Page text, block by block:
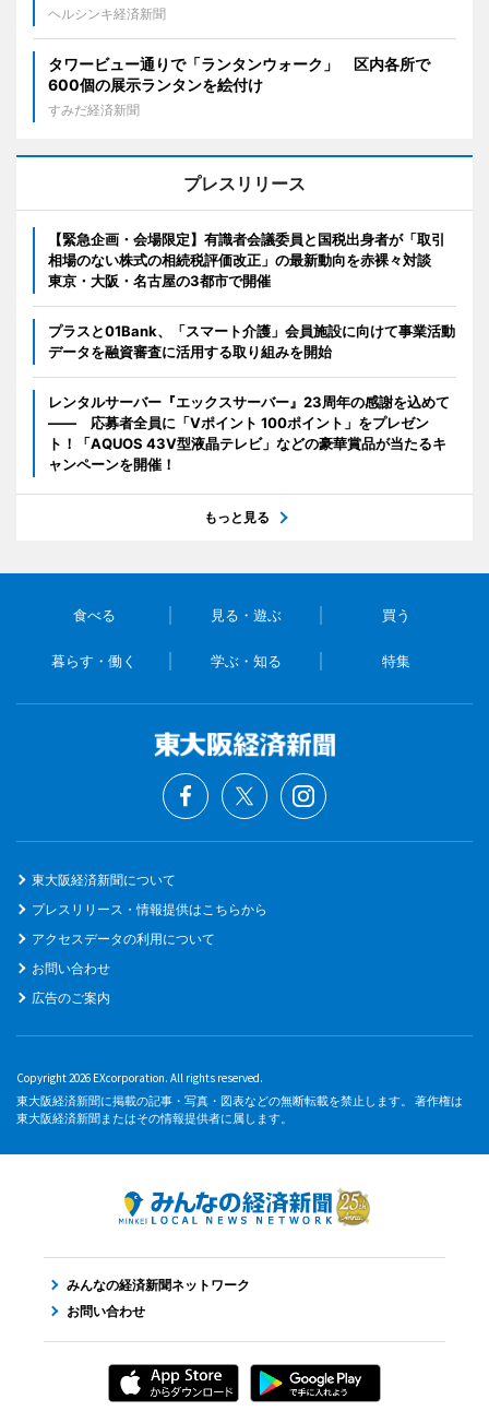
ヘルシンキ経済新聞
タワービュー通りで「ランタンウォーク」 区内各所で
600個の展示ランタンを絵付け
すみだ経済新聞
プレスリリース
【緊急企画・会場限定】有識者会議委員と国税出身者が「取引
相場のない株式の相続税評価改正」の最新動向を赤裸々対談
東京・大阪・名古屋の3都市で開催
プラスと01Bank、「スマート介護」会員施設に向けて事業活動
データを融資審査に活用する取り組みを開始
レンタルサーバー『エックスサーバー』23周年の感謝を込めて
―― 応募者全員に「Vポイント 100ポイント」をプレゼン
ト！「AQUOS 43V型液晶テレビ」などの豪華賞品が当たるキ
ャンペーンを開催！
もっと見る
食べる 見る・遊ぶ 買う
暮らす・働く 学ぶ・知る 特集
東大阪経済新聞について
プレスリリース・情報提供はこちらから
アクセスデータの利用について
お問い合わせ
広告のご案内
Copyright 2026 EXcorporation. All rights reserved.
東大阪経済新聞に掲載の記事・写真・図表などの無断転載を禁止します。 著作権は
東大阪経済新聞またはその情報提供者に属します。
みんなの経済新聞ネットワーク
お問い合わせ